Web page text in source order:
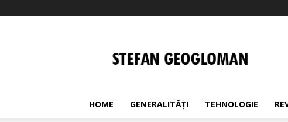
Geogloman
HOME GENERALITĂȚI TEHNOLOGIE